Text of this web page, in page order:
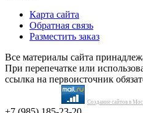
Карта сайта
Обратная связь
Разместить заказ
Все материалы сайта
При перепечатке или
ссылка на первоисточник
Создание сайтов в